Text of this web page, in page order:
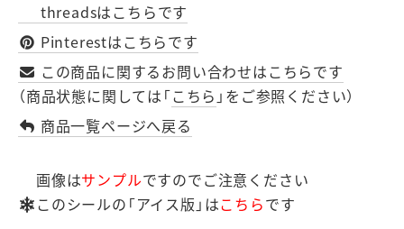
threadsはこちらです
Pinterestはこちらです
この商品に関するお問い合わせはこちらです
（商品状態に関しては「こちら 」をご参照ください）
商品一覧ページへ戻る
画像はサンプルですのでご注意ください
このシールの「アイス版」はこちらです